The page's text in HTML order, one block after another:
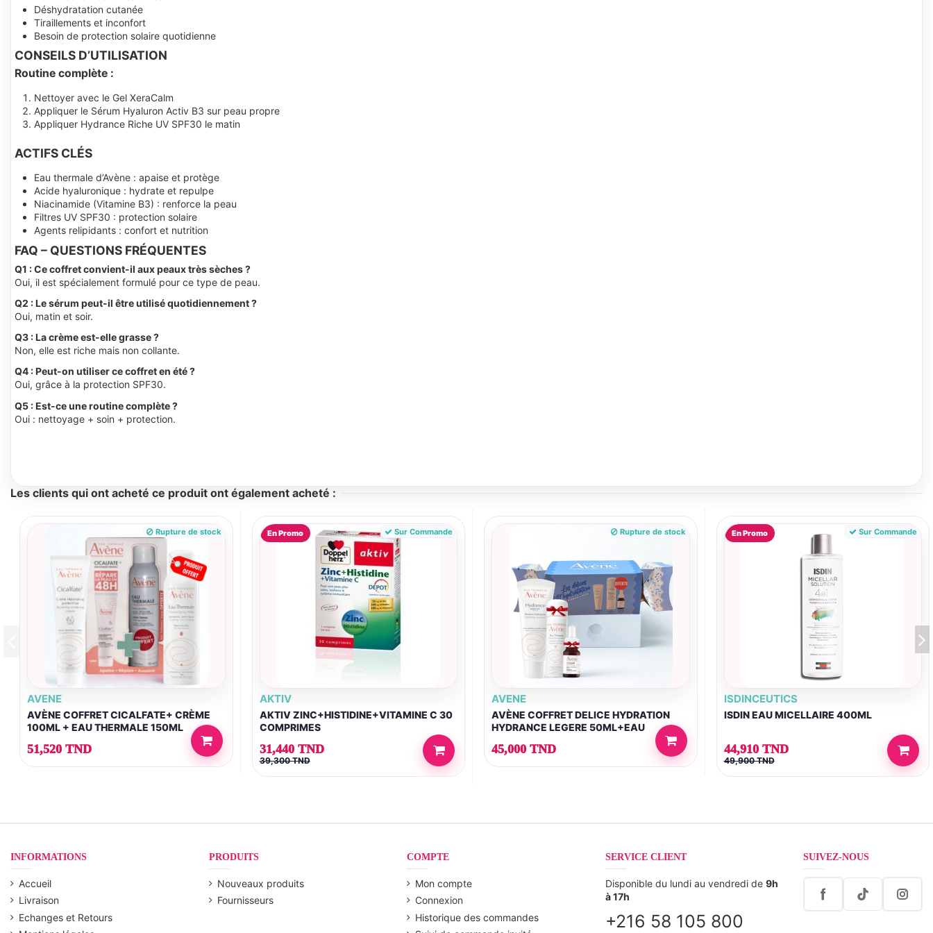
Déshydratation cutanée
Tiraillements et inconfort
Besoin de protection solaire quotidienne
CONSEILS D’UTILISATION
Routine complète :
Nettoyer avec le Gel XeraCalm
Appliquer le Sérum Hyaluron Activ B3 sur peau propre
Appliquer Hydrance Riche UV SPF30 le matin
ACTIFS CLÉS
Eau thermale d’Avène : apaise et protège
Acide hyaluronique : hydrate et repulpe
Niacinamide (Vitamine B3) : renforce la peau
Filtres UV SPF30 : protection solaire
Agents relipidants : confort et nutrition
FAQ – QUESTIONS FRÉQUENTES
Q1 : Ce coffret convient-il aux peaux très sèches ?
Oui, il est spécialement formulé pour ce type de peau.
Q2 : Le sérum peut-il être utilisé quotidiennement ?
Oui, matin et soir.
Q3 : La crème est-elle grasse ?
Non, elle est riche mais non collante.
Q4 : Peut-on utiliser ce coffret en été ?
Oui, grâce à la protection SPF30.
Q5 : Est-ce une routine complète ?
Oui : nettoyage + soin + protection.
Les clients qui ont acheté ce produit ont également acheté :
Rupture de stock
AVENE
AVÈNE COFFRET CICALFATE+ CRÈME
100ML + EAU THERMALE 150ML
51,520 TND
En Promo Sur Commande
AKTIV
AKTIV ZINC+HISTIDINE+VITAMINE C 30
COMPRIMES
31,440 TND
39,300 TND
Rupture de stock
AVENE
AVÈNE COFFRET DELICE HYDRATION
HYDRANCE LEGERE 50ML+EAU
45,000 TND
En Promo Sur Commande
ISDINCEUTICS
ISDIN EAU MICELLAIRE 400ML
44,910 TND
49,900 TND
INFORMATIONS
Accueil
Livraison
Echanges et Retours
PRODUITS
Nouveaux produits
Fournisseurs
COMPTE
Mon compte
Connexion
Historique des commandes
SERVICE CLIENT
Disponible du lundi au vendredi de 9h
à 17h
+216 58 105 800
SUIVEZ-NOUS